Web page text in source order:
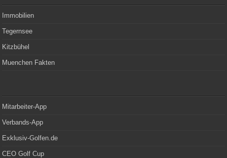
Immobilien
Tegernsee
Kitzbühel
Muenchen Fakten
Mitarbeiter-App
Verbands-App
Exklusiv-Golfen.de
CEO Golf Cup